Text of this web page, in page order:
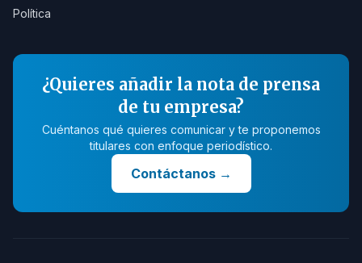
Política
¿Quieres añadir la nota de prensa
de tu empresa?
Cuéntanos qué quieres comunicar y te proponemos
titulares con enfoque periodístico.
Contáctanos→